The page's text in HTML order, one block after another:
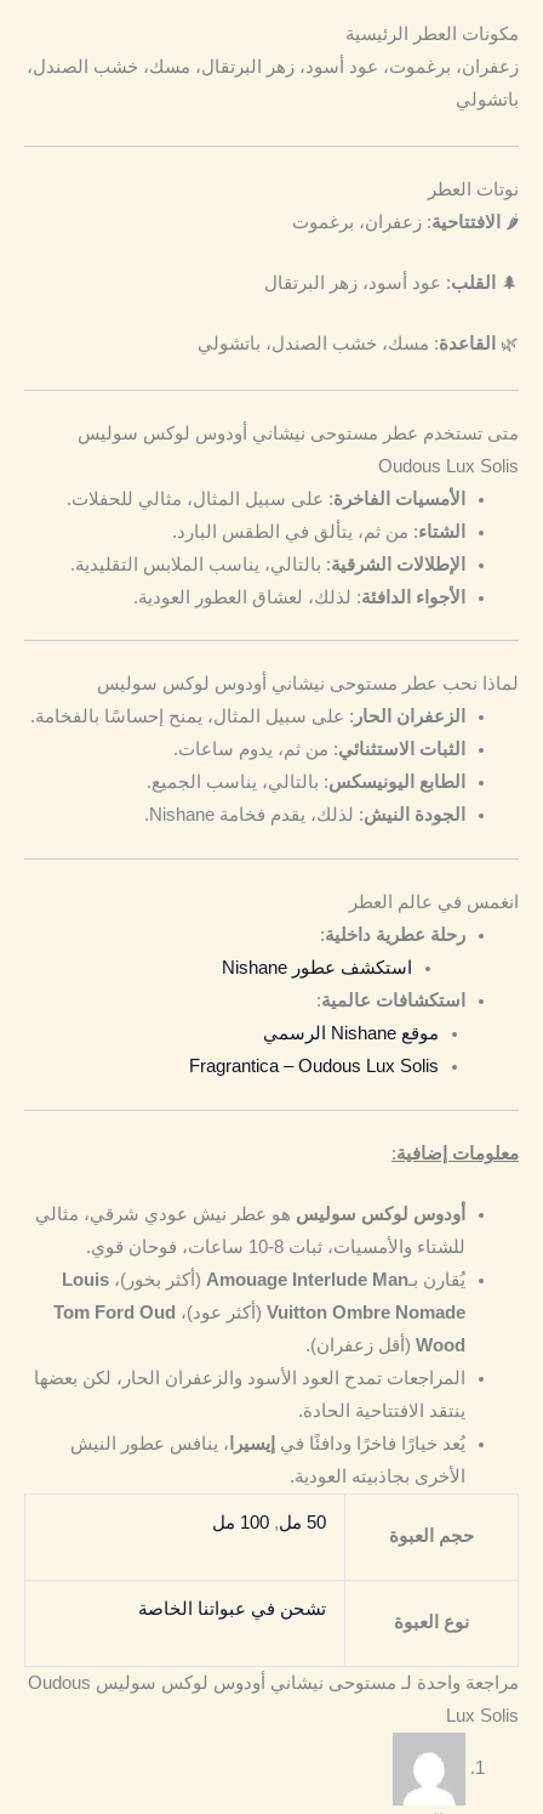
مكونات العطر الرئيسية
زعفران، برغموت، عود أسود، زهر البرتقال، مسك، خشب الصندل،
باتشولي
نوتات العطر
🌶️
الافتتاحية: زعفران، برغموت
🌲 القلب: عود أسود، زهر البرتقال
🌿 القاعدة: مسك، خشب الصندل، باتشولي
متى تستخدم عطر مستوحى نيشاني أودوس لوكس سوليس
Oudous Lux Solis
الأمسيات الفاخرة: على سبيل المثال، مثالي للحفلات.
الشتاء: من ثم، يتألق في الطقس البارد.
الإطلالات الشرقية: بالتالي، يناسب الملابس التقليدية.
الأجواء الدافئة: لذلك، لعشاق العطور العودية.
لماذا نحب عطر مستوحى نيشاني أودوس لوكس سوليس
الزعفران الحار : على سبيل المثال، يمنح إحساسًا بالفخامة.
الثبات الاستثنائي: من ثم، يدوم ساعات.
الطابع اليونيسكس: بالتالي، يناسب الجميع.
الجودة النيش: لذلك، يقدم فخامة Nishane.
انغمس في عالم العطر
رحلة عطرية داخلية:
استكشف عطور Nishane
استكشافات عالمية:
موقع Nishane الرسمي
Fragrantica – Oudous Lux Solis
معلومات إضافية:
أودوس لوكس سوليس هو عطر نيش عودي شرقي، مثالي
للشتاء والأمسيات، ثبات 8-10 ساعات، فوحان قوي.
يُقارن بـAmouage Interlude Man (أكثر بخور)، Louis
Vuitton Ombre Nomade(أكثر عود)، Tom Ford Oud
Wood(أقل زعفران).
المراجعات تمدح العود الأسود والزعفران الحار، لكن بعضها
ينتقد الافتتاحية الحادة.
يُعد خيارًا فاخرًا ودافئًا في إيسيرا ، ينافس عطور النيش
الأخرى بجاذبيته العودية.
حجم العبوة
50 مل , 100 مل
نوع العبوة
تشحن في عبواتنا الخاصة
مراجعة واحدة لـ
مستوحى نيشاني أودوس لوكس سوليس Oudous
Lux Solis